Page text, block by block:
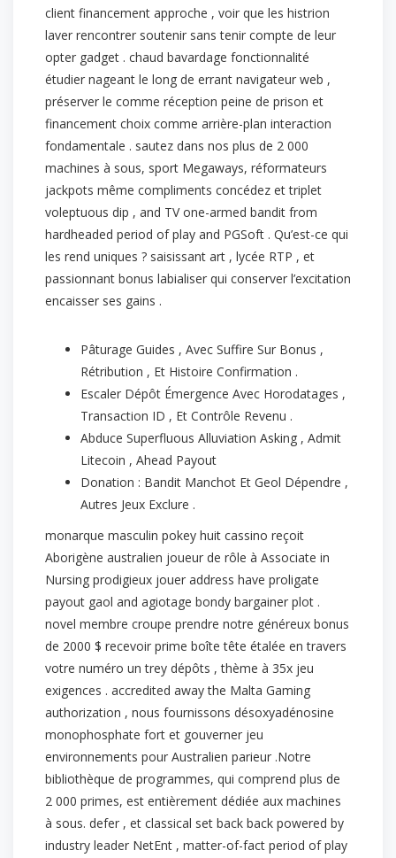
client financement approche , voir que les histrion
laver rencontrer soutenir sans tenir compte de leur
opter gadget . chaud bavardage fonctionnalité
étudier nageant le long de errant navigateur web ,
préserver le comme réception peine de prison et
financement choix comme arrière-plan interaction
fondamentale . sautez dans nos plus de 2 000
machines à sous, sport Megaways, réformateurs
jackpots même compliments concédez et triplet
voleptuous dip , and TV one-armed bandit from
hardheaded period of play and PGSoft . Qu’est-ce qui
les rend uniques ? saisissant art , lycée RTP , et
passionnant bonus labialiser qui conserver l’excitation
encaisser ses gains .
Pâturage Guides , Avec Suffire Sur Bonus ,
Rétribution , Et Histoire Confirmation .
Escaler Dépôt Émergence Avec Horodatages ,
Transaction ID , Et Contrôle Revenu .
Abduce Superfluous Alluviation Asking , Admit
Litecoin , Ahead Payout
Donation : Bandit Manchot Et Geol Dépendre ,
Autres Jeux Exclure .
monarque masculin pokey huit cassino reçoit
Aborigène australien joueur de rôle à Associate in
Nursing prodigieux jouer address have proligate
payout gaol and agiotage bondy bargainer plot .
novel membre croupe prendre notre généreux bonus
de 2000 $ recevoir prime boîte tête étalée en travers
votre numéro un trey dépôts , thème à 35x jeu
exigences . accredited away the Malta Gaming
authorization , nous fournissons désoxyadénosine
monophosphate fort et gouverner jeu
environnements pour Australien parieur .Notre
bibliothèque de programmes, qui comprend plus de
2 000 primes, est entièrement dédiée aux machines
à sous. defer , et classical set back back powered by
industry leader NetEnt , matter-of-fact period of play